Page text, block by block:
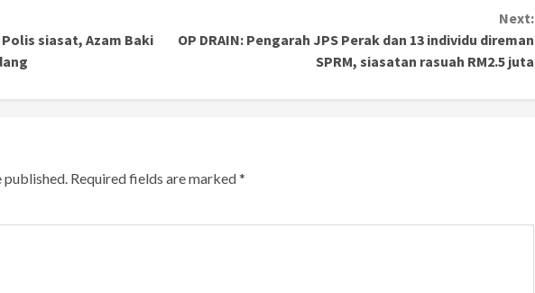
siasat, Azam Baki
Next:
OP DRAIN: Pengarah JPS Perak dan 13 individu direman
SPRM, siasatan rasuah RM2.5 juta
published. Required fields are marked*